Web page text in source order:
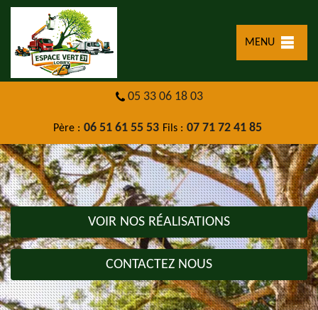
MENU
05 33 06 18 03
Père : 06 51 61 55 53 Fils : 07 71 72 41 85
VOIR NOS RÉALISATIONS
CONTACTEZ NOUS